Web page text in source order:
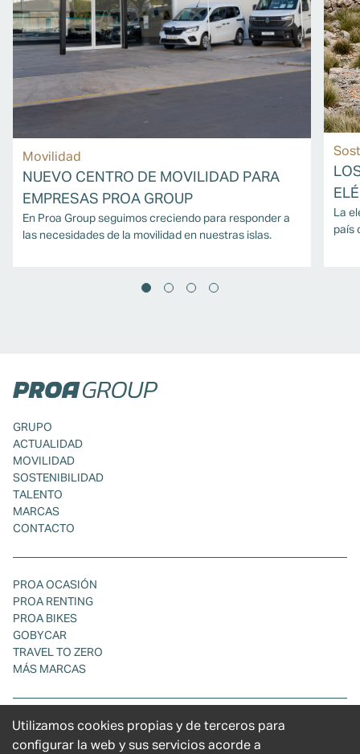
Movilidad
NUEVO CENTRO DE MOVILIDAD PARA
EMPRESAS PROA GROUP
En Proa Group seguimos creciendo para responder a
las necesidades de la movilidad en nuestras islas.
La
país
Utilizamos cookies propias y de terceros para
configurar la web y sus servicios acorde a
GRUPO
ACTUALIDAD
MOVILIDAD
SOSTENIBILIDAD
TALENTO
MARCAS
CONTACTO
PROA OCASIÓN
PROA RENTING
PROA BIKES
GOBYCAR
TRAVEL TO ZERO
MÁS MARCAS
POLÍTICA DE COOKIES
POLÍTICA DE PRIVACIDAD